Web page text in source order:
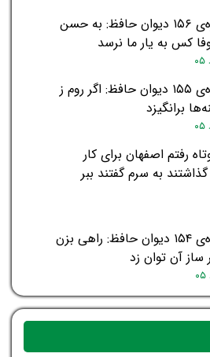
غزل شماره‌ی ۱۵۶ دیوان حافظ: به حسن
کس به یار ما نرسد
غزل شماره‌ی ۱۵۵ دیوان حافظ: اگر روم ز
برانگیزد
رفتم اصفهان برای کار
به سرم گفتند ببر
غزل شماره‌ی ۱۵۴ دیوان حافظ: راهی بزن
آن توان زد